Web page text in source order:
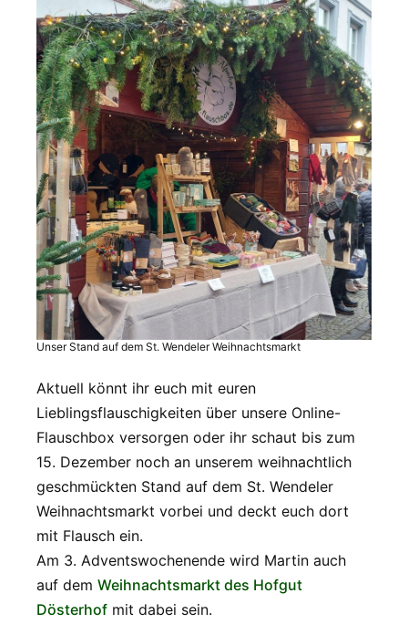
Unser Stand auf dem St. Wendeler Weihnachtsmarkt
Aktuell könnt ihr euch mit euren
Lieblingsflauschigkeiten über unsere Online-
Flauschbox versorgen oder ihr schaut bis zum
15. Dezember noch an unserem weihnachtlich
geschmückten Stand auf dem St. Wendeler
Weihnachtsmarkt vorbei und deckt euch dort
mit Flausch ein.
Am 3. Adventswochenende wird Martin auch
auf dem Weihnachtsmarkt des Hofgut
Dösterhof mit dabei sein.